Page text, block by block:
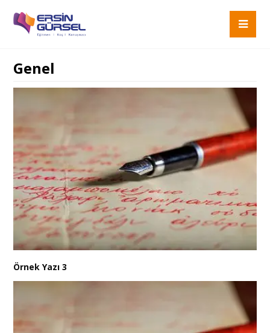
Genel
Örnek Yazı 3